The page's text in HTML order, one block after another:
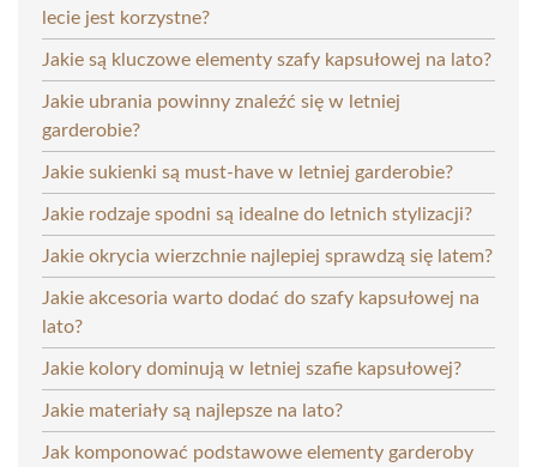
lecie jest korzystne?
Jakie są kluczowe elementy szafy kapsułowej na lato?
Jakie ubrania powinny znaleźć się w letniej
garderobie?
Jakie sukienki są must-have w letniej garderobie?
Jakie rodzaje spodni są idealne do letnich stylizacji?
Jakie okrycia wierzchnie najlepiej sprawdzą się latem?
Jakie akcesoria warto dodać do szafy kapsułowej na
lato?
Jakie kolory dominują w letniej szafie kapsułowej?
Jakie materiały są najlepsze na lato?
Jak komponować podstawowe elementy garderoby